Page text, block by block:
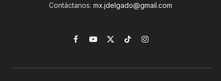
Contáctanos: mx.jdelgado@gmail.com
Facebook
YouTube
X
TikTokInstagram